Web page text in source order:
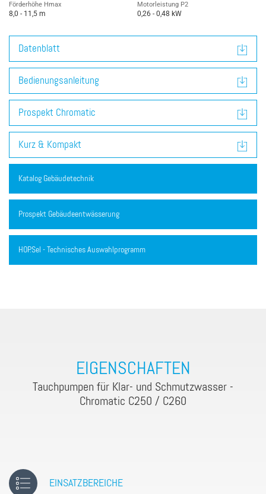
Förderhöhe Hmax
8,0 - 11,5 m
Motorleistung P2
0,26 - 0,48 kW
Datenblatt
Bedienungsanleitung
Prospekt Chromatic
Kurz & Kompakt
Katalog Gebäudetechnik
Prospekt Gebäudeentwässerung
HOP.Sel - Technisches Auswahlprogramm
EIGENSCHAFTEN
Tauchpumpen für Klar- und Schmutzwasser -
Chromatic C250 / C260
EINSATZBEREICHE